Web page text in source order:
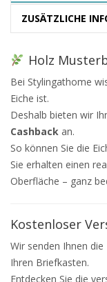
ZUSÄTZLICHE
Holz
Bei Stylingathome
Eiche ist.
Deshalb bieten wir
Cashback an.
So können Sie die
Sie erhalten einen
Oberfläche – ganz
Kostenloser
Wir senden Ihnen
Ihren Briefkasten.
Entdecken Sie die